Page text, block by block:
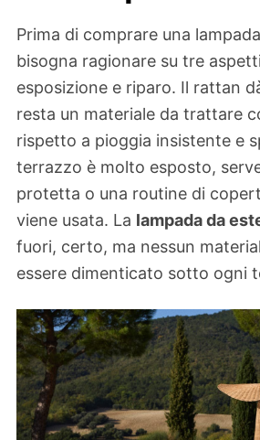
Prima di comprare una
bisogna ragionare su tre
esposizione e riparo. Il rattan
resta un materiale da trattare
rispetto a pioggia insistente e
terrazzo è molto esposto,
protetta o una routine di
viene usata. La lampada da
fuori, certo, ma nessun
essere dimenticato sotto ogni